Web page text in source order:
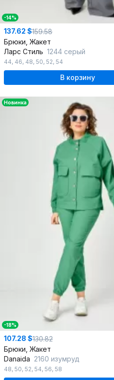
-14%
137.62 $159.58
Брюки, Жакет
Ларс Стиль 1244 серый
44, 46, 48, 50, 52, 54
В корзину
Новинка
-18%
107.28 $130.82
Брюки, Жакет
Danaida 2160 изумруд
48, 50, 52, 54, 56, 58